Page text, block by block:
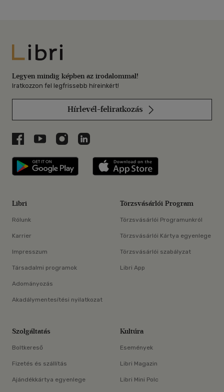
Libri
Legyen mindig képben az irodalommal!
Iratkozzon fel legfrissebb híreinkért!
Hírlevél-feliratkozás
Libri a Facebookon
Libri a Youtube-on
Libri az Instagramon
Libri a LinkedInen
Libri applikáció Szerezd meg: Google
Libri
Rólunk
Karrier
Impresszum
Társadalmi programok
Adományozás
Akadálymentesítési nyilatkozat
Törzsvásárlói Program
Törzsvásárlói Programunkról
Törzsvásárlói Kártya egyenlege
Törzsvásárlói szabályzat
Libri App
Szolgáltatás
Boltkereső
Fizetés és szállítás
Ajándékkártya egyenlege
Kultúra
Események
Libri Magazin
Libri Mini Polc